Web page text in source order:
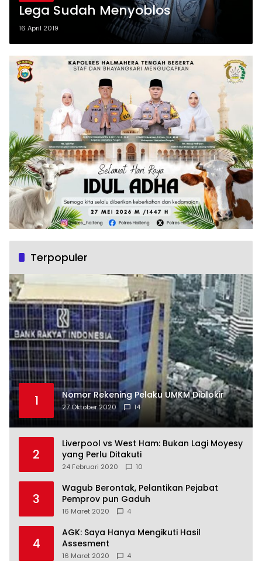
Lega Sudah Menyoblos
16 April 2019
Terpopuler
1 Nomor Rekening Pelaku UMKM Diblokir
27 Oktober 2020 14
2
Liverpool vs West Ham: Bukan Lagi Moyesy
yang Perlu Ditakuti
24 Februari 2020 10
3
Wagub Berontak, Pelantikan Pejabat
Pemprov pun Gaduh
16 Maret 2020 4
4
AGK: Saya Hanya Mengikuti Hasil
Assesment
16 Maret 2020 4